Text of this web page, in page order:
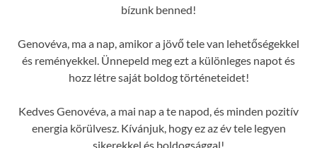
bízunk benned!
Genovéva, ma a nap, amikor a jövő tele van lehetőségekkel
és reményekkel. Ünnepeld meg ezt a különleges napot és
hozz létre saját boldog történeteidet!
Kedves Genovéva, a mai nap a te napod, és minden pozitív
energia körülvesz. Kívánjuk, hogy ez az év tele legyen
sikerekkel és boldogsággal!